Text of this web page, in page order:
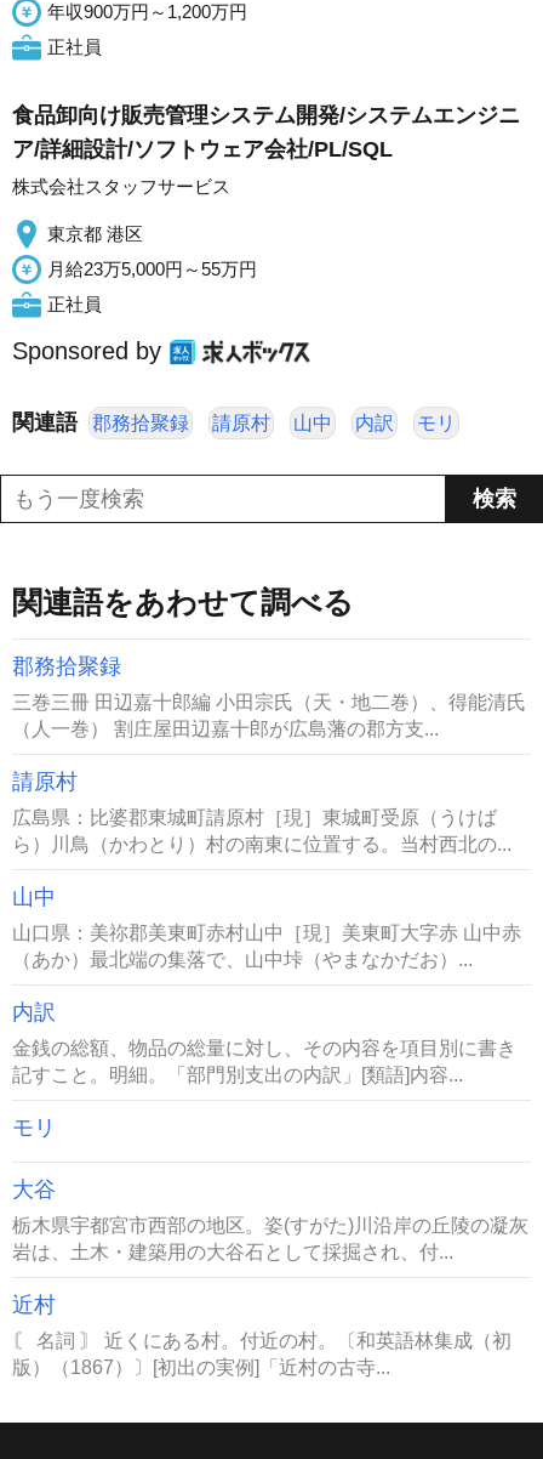
年収900万円～1,200万円
正社員
食品卸向け販売管理システム開発/システムエンジニ
ア/詳細設計/ソフトウェア会社/PL/SQL
株式会社スタッフサービス
東京都 港区
月給23万5,000円～55万円
正社員
Sponsored by
関連語 郡務拾聚録 請原村 山中 内訳 モリ
関連語をあわせて調べる
郡務拾聚録
三巻三冊 田辺嘉十郎編 小田宗氏（天・地二巻）、得能清氏
（人一巻） 割庄屋田辺嘉十郎が広島藩の郡方支...
請原村
広島県：比婆郡東城町請原村［現］東城町受原（うけば
ら）川鳥（かわとり）村の南東に位置する。当村西北の...
山中
山口県：美祢郡美東町赤村山中［現］美東町大字赤 山中赤
（あか）最北端の集落で、山中垰（やまなかだお）...
内訳
金銭の総額、物品の総量に対し、その内容を項目別に書き
記すこと。明細。「部門別支出の内訳」[類語]内容...
モリ
大谷
栃木県宇都宮市西部の地区。姿(すがた)川沿岸の丘陵の凝灰
岩は、土木・建築用の大谷石として採掘され、付...
近村
〘 名詞 〙 近くにある村。付近の村。〔和英語林集成（初
版）（1867）〕[初出の実例]「近村の古寺...